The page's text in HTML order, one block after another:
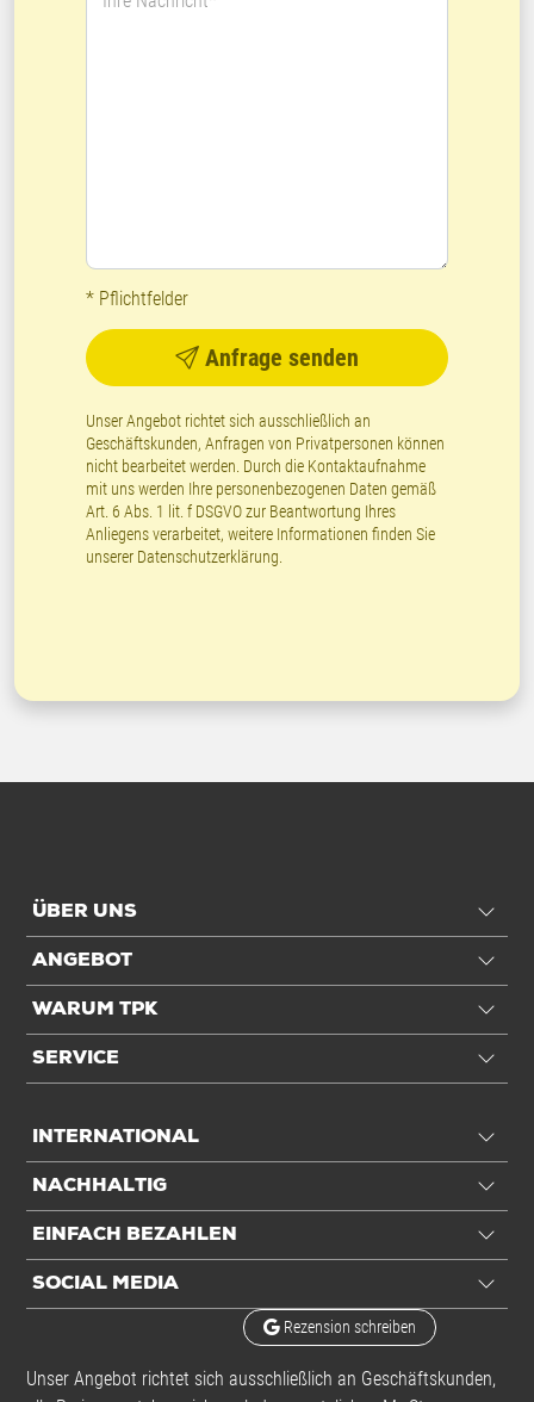
* Pflichtfelder
Anfrage senden
Unser Angebot richtet sich ausschließlich an
Geschäftskunden, Anfragen von Privatpersonen können
nicht bearbeitet werden. Durch die Kontaktaufnahme
mit uns werden Ihre personenbezogenen Daten gemäß
Art. 6 Abs. 1 lit. f DSGVO zur Beantwortung Ihres
Anliegens verarbeitet, weitere Informationen finden Sie
unserer Datenschutzerklärung
ÜBER UNS
ANGEBOT
WARUM TPK
SERVICE
INTERNATIONAL
NACHHALTIG
EINFACH BEZAHLEN
SOCIAL MEDIA
Rezension schreiben
Unser Angebot richtet sich ausschließlich an Geschäftskunden,